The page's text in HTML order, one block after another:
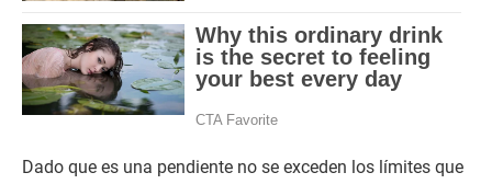
Dado que es una pendiente no se exceden los límites que